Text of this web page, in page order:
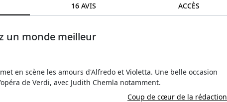
16 AVIS ACCÈS
un monde meilleur
en scène les amours d'Alfredo et Violetta. Une belle occasion
de Verdi, avec Judith Chemla notamment.
Coup de cœur de la rédaction